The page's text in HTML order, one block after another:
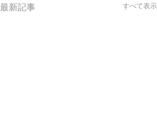
最新記事 すべて表示